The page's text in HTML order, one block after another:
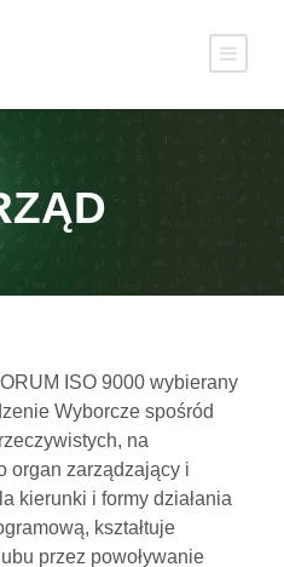
ISO 9000 wybierany
Wyborcze spośród
na
organ zarządza­jący i
kie­runki i formy działania
kształtuje
przez powoływanie